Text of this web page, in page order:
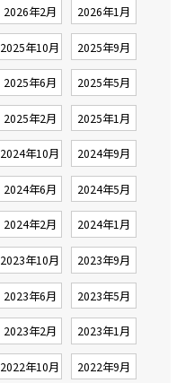
2026年2月 2026年1月
2025年10月 2025年9月
2025年6月 2025年5月
2025年2月 2025年1月
2024年10月 2024年9月
2024年6月 2024年5月
2024年2月 2024年1月
2023年10月 2023年9月
2023年6月 2023年5月
2023年2月 2023年1月
2022年10月 2022年9月